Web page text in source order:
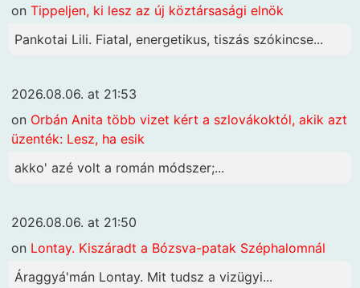
on Tippeljen, ki lesz az új köztársasági elnök
Pankotai Lili. Fiatal, energetikus, tiszás szókincse...
2026.08.06. at 21:53
on Orbán Anita több vizet kért a szlovákoktól, akik azt
üzenték: Lesz, ha esik
akko' azé volt a román módszer;...
2026.08.06. at 21:50
on Lontay. Kiszáradt a Bózsva-patak Széphalomnál
Áraggyá'mán Lontay. Mit tudsz a vizügyi...